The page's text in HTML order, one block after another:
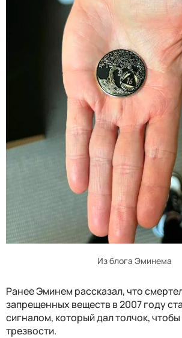
Из блога Эминема
Ранее Эминем рассказал, что
запрещенных веществ в 2007 году
сигналом, который дал толчок,
трезвости.